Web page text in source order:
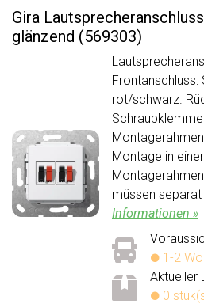
Gira
glänzend (569303)
rot/schwarz.
Montage in
müssen
Informationen »
1-2
Aktueller
0